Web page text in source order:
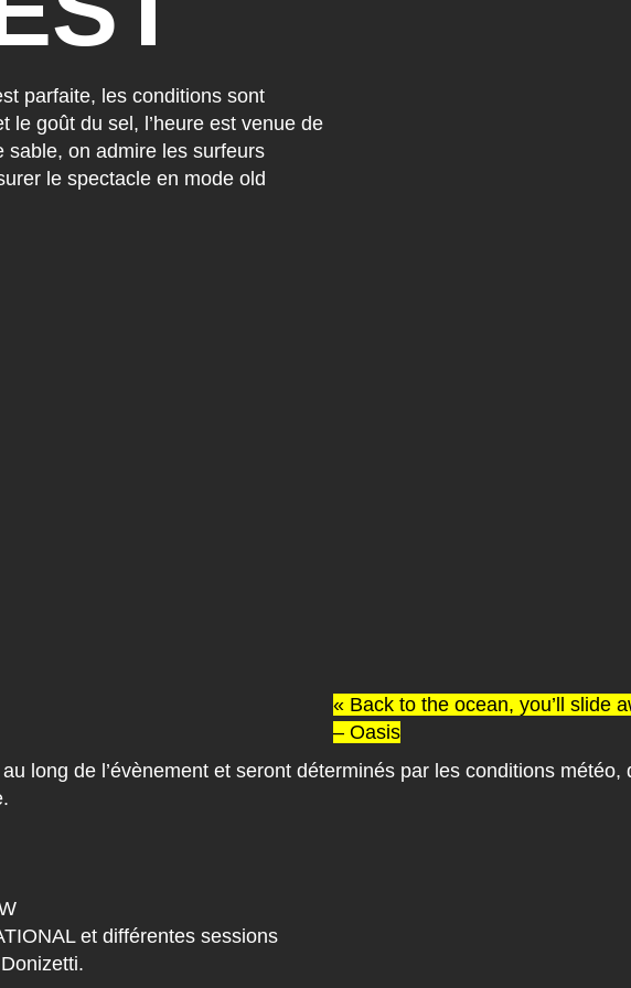
parfaite, les conditions sont
le goût du sel, l’heure est venue de
sable, on admire les surfeurs
le spectacle en mode old
« Back to the ocean, you’ll slide
– Oasis
long de l’évènement et seront déterminés par les conditions
et différentes sessions